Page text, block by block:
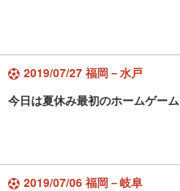
2019/07/27 福岡－水戸
今日は夏休み最初のホームゲーム
2019/07/06 福岡－岐阜